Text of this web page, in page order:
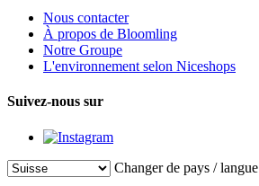
Nous contacter
À propos de Bloomling
Notre Groupe
L'environnement selon Niceshops
Suivez-nous sur
Changer de pays / langue